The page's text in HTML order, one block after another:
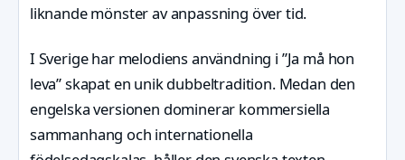
liknande mönster av anpassning över tid.
I Sverige har melodiens användning i ”Ja må hon
leva” skapat en unik dubbeltradition. Medan den
engelska versionen dominerar kommersiella
sammanhang och internationella